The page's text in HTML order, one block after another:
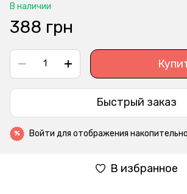
В наличии
388 грн
Быстрый заказ
% Войти для отображения
В избранное